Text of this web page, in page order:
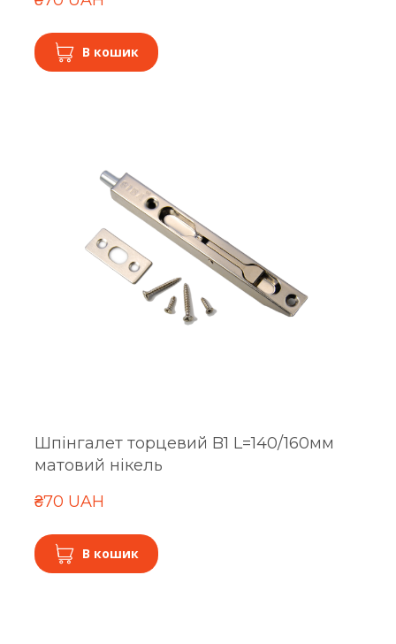
В кошик
Шпінгалет торцевий B1 L=140/160мм
матовий нікель
₴70 UAH
В кошик